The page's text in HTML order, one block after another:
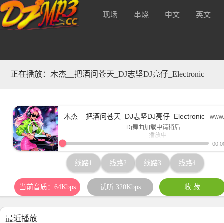
现场 串烧 中文 英文
正在播放：木杰__把酒问苍天_DJ志坚DJ亮仔_Electronic
木杰__把酒问苍天_DJ志坚DJ亮仔_Electronic -
Dj舞曲加载中请稍后......
播放中
www.djmp3.cc
线路1 线路2 线路3 线路4
当前音质：64Kbps 试听 320Kbps 收 藏
最近播放